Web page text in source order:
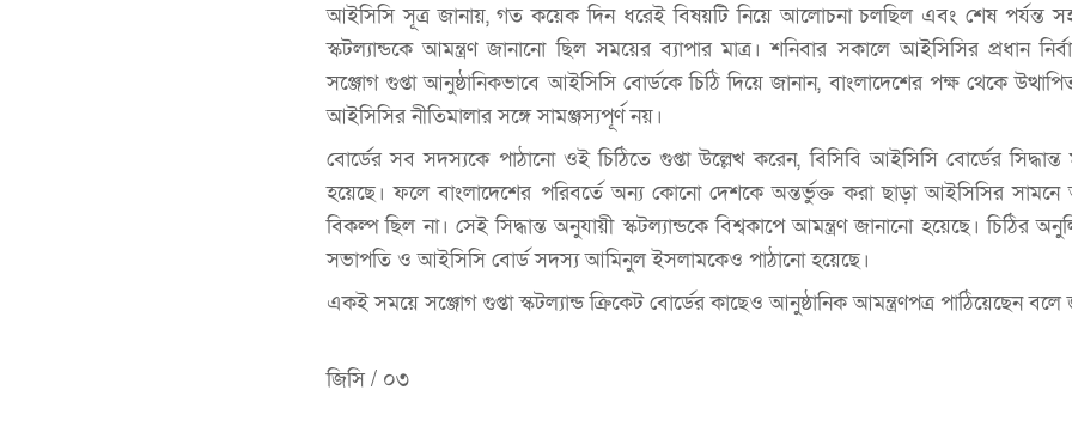
আইসিসি সূত্র জানায়, গত কয়েক দিন ধরেই বিষয়টি নিয়ে আলোচনা চলছিল এবং শেষ পর্যন্ত
স্কটল্যান্ডকে আমন্ত্রণ জানানো ছিল সময়ের ব্যাপার মাত্র। শনিবার সকালে আইসিসির প্রধান
সঞ্জোগ গুপ্তা আনুষ্ঠানিকভাবে আইসিসি বোর্ডকে চিঠি দিয়ে জানান, বাংলাদেশের পক্ষ থেকে
আইসিসির নীতিমালার সঙ্গে সামঞ্জস্যপূর্ণ নয়।
বোর্ডের সব সদস্যকে পাঠানো ওই চিঠিতে গুপ্তা উল্লেখ করেন, বিসিবি আইসিসি বোর্ডের সিদ্ধান্ত
হয়েছে। ফলে বাংলাদেশের পরিবর্তে অন্য কোনো দেশকে অন্তর্ভুক্ত করা ছাড়া আইসিসির
বিকল্প ছিল না। সেই সিদ্ধান্ত অনুযায়ী স্কটল্যান্ডকে বিশ্বকাপে আমন্ত্রণ জানানো হয়েছে। চিঠির
সভাপতি ও আইসিসি বোর্ড সদস্য আমিনুল ইসলামকেও পাঠানো হয়েছে।
একই সময়ে সঞ্জোগ গুপ্তা স্কটল্যান্ড ক্রিকেট বোর্ডের কাছেও আনুষ্ঠানিক আমন্ত্রণপত্র পাঠিয়েছেন বলে
জিসি / ০৩